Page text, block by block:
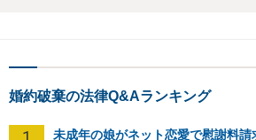
婚約破棄の法律Q&Aランキング